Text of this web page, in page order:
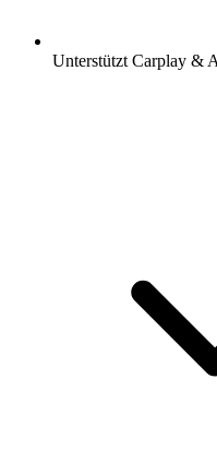
Unterstützt Carplay &